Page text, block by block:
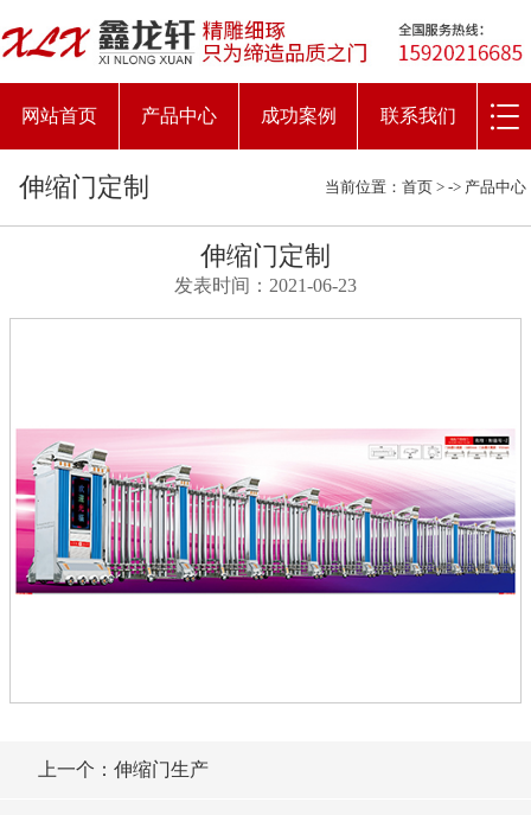
网站首页 产品中心 成功案例 联系我们
伸缩门定制 当前位置： 首页 > -> 产品中心
伸缩门定制
发表时间：2021-06-23
上一个：伸缩门生产